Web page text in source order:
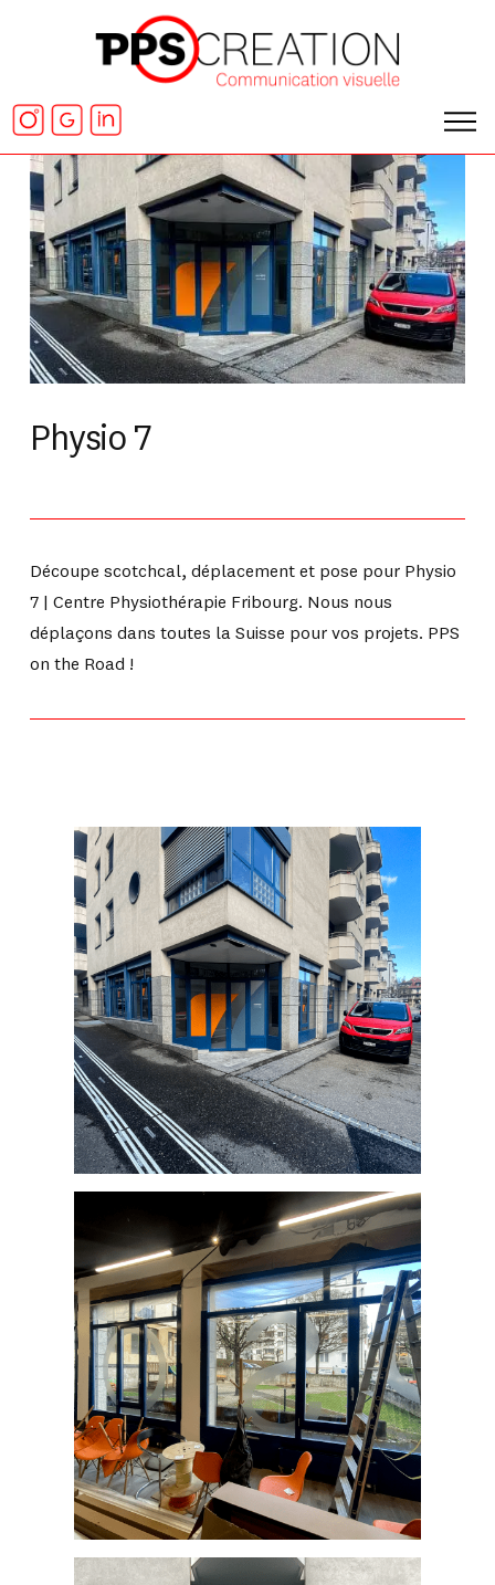
Physio 7
Découpe scotchcal, déplacement et pose pour Physio
7 | Centre Physiothérapie Fribourg. Nous nous
déplaçons dans toutes la Suisse pour vos projets. PPS
on the Road !